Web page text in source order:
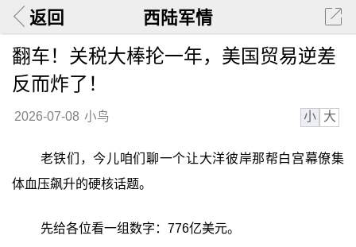
返回 西陆军情
翻车！关税大棒抡一年，美国贸易逆差
反而炸了！
2026-07-08 小鸟 小 大
老铁们，今儿咱们聊一个让大洋彼岸那帮白宫幕僚集
体血压飙升的硬核话题。
先给各位看一组数字：776亿美元。